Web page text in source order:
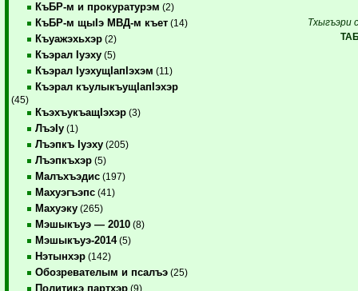
КъБР-м и прокуратурэм (2)
КъБР-м щыIэ МВД-м къет (14)
Къуажэхьхэр (2)
Къэрал Iуэху (5)
Къэрал IуэхущIапIэхэм (11)
Къэрал къулыкъущIапIэхэр
(45)
КъэхъукъащIэхэр (3)
ЛъэIу (1)
Лъэпкъ Iуэху (205)
Лъэпкъхэр (5)
Малъхъэдис (197)
Махуэгъэпс (41)
Махуэку (265)
Мэшыкъуэ — 2010 (8)
Мэшыкъуэ-2014(5)
Нэтынхэр (142)
Обозревателым и псалъэ (25)
Политикэ партхэр (9)
Тхыгъэри